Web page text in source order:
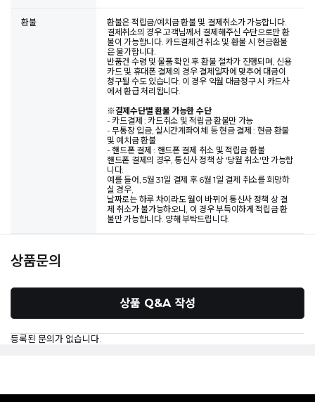
환불
환불은 적립금/예치금 환불 및 결제취소가 가능합니다.
결제취소의 경우 고객님께서 결제해주신 수단으로만 환
불이 가능합니다. 카드결제건 취소 및 환불 시 현금환불
은 불가합니다.
반품건 수령 및 물품 확인 후 환불 절차가 진행되며, 신용
카드 및 휴대폰 결제의 경우 결제일자에 맞추어 대금이
청구될 수도 있습니다. 이 경우 익월 대금청구 시 카드사
에서 환급 처리됩니다.
※결제수단별 환불 가능한 수단
- 카드결제 : 카드취소 및 적립금 환불만 가능
- 무통장 입금, 실시간계좌이체 등 현금 결제 : 현금 환불
및 예치금 환불
- 핸드폰 결제 : 핸드폰 결제 취소 및 적립금 환불
핸드폰 결제의 경우, 통신사 정책 상 '당월 취소'만 가능합
니다.
예를 들어, 5월 31일 결제 후 6월 1일 결제 취소를 희망하
실 경우,
날짜로는 하루 차이라도 월이 바뀌어 통신사 정책 상 결
제 취소가 불가능하오니, 이 경우 부득이하게 적립금 환
불만 가능합니다. 양해 부탁드립니다.
상품문의
상품 Q&A 작성
등록된 문의가 없습니다.